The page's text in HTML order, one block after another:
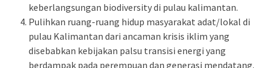
keberlangsungan biodiversity di pulau kalimantan.
Pulihkan ruang-ruang hidup masyarakat adat/lokal di
pulau Kalimantan dari ancaman krisis iklim yang
disebabkan kebijakan palsu transisi energi yang
berdampak pada perempuan dan generasi mendatang.